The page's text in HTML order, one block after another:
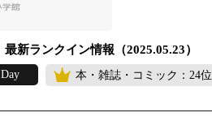
最新ランクイン情報（2025.05.23）
Day 本・雑誌・コミック：24位